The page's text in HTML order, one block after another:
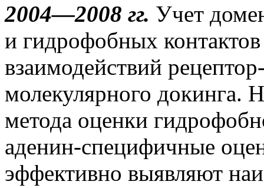
2004—2008 гг. Учет
и гидрофобных
взаимодействий
молекулярного докинга.
метода оценки
аденин-специфичные
эффективно выявляют